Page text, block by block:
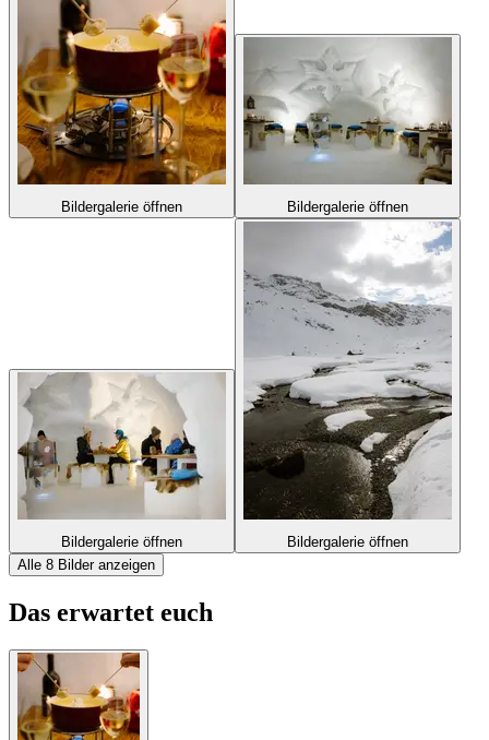
Bildergalerie öffnen Bildergalerie öffnen
Bildergalerie öffnen
Bildergalerie öffnen
Alle 8 Bilder anzeigen
Das erwartet euch